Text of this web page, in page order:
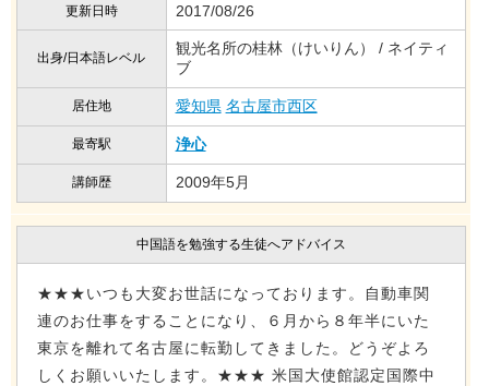
更新日時 2017/08/26
出身/日本語レベル
観光名所の桂林（けいりん） / ネイティ
ブ
居住地 愛知県 名古屋市西区
最寄駅 浄心
講師歴 2009年5月
中国語を勉強する生徒へアドバイス
★★★いつも大変お世話になっております。自動車関
連のお仕事をすることになり、６月から８年半にいた
東京を離れて名古屋に転勤してきました。どうぞよろ
しくお願いいたします。★★★ 米国大使館認定国際中